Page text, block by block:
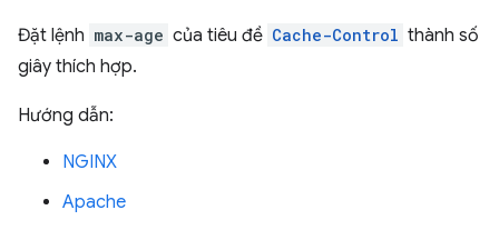
Đặt lệnh max-age của tiêu đề Cache-Control thành số
giây thích hợp.
Hướng dẫn:
NGINX
Apache